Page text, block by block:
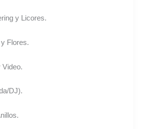
y Licores.
Flores.
Video.
DJ).